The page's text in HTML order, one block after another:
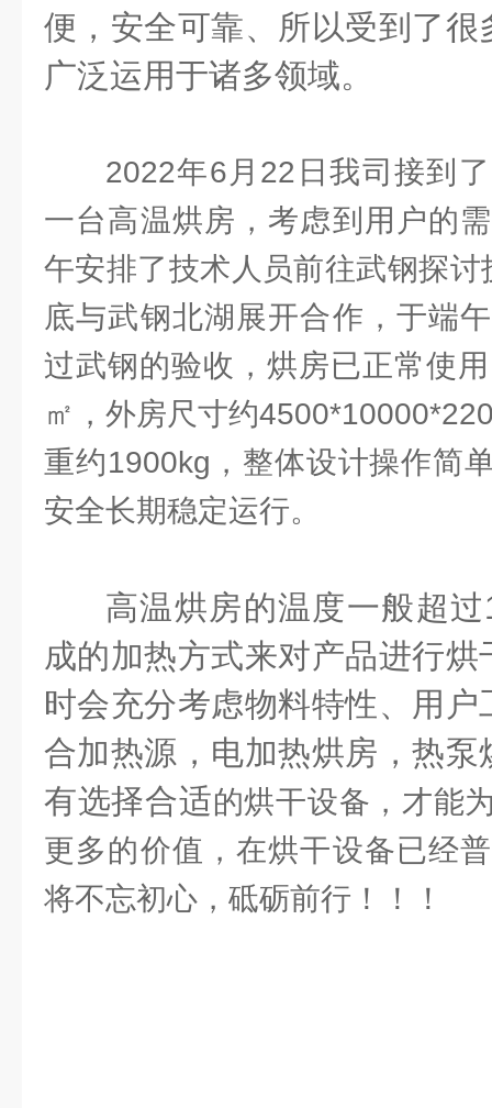
便，安全可靠、所以受到了
广泛运用于诸多领域。
2022年6月22日我司接到
一台高温烘房，考虑到用户的
午安排了技术人员前往武钢探
底与武钢北湖展开合作，于端
过武钢的验收，烘房已正常使
㎡，外房尺寸约
重约1900kg，整体设计操作简
安全长期稳定运行。
高温烘房的温度一般超
成的加热方式来对产品进行
时会充分考虑物料特性、用
合加热源，电加热烘房，热
有选择合适的烘干设备，才能
更多的价值，在烘干设备已经
将不忘初心，砥砺前行！！！